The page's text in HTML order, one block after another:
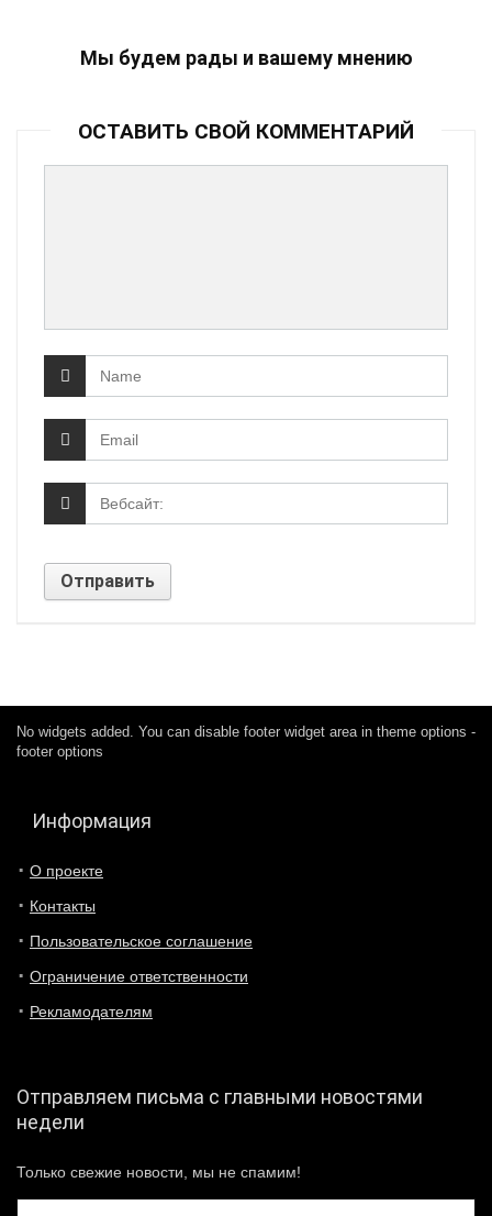
Мы будем рады и вашему мнению
ОСТАВИТЬ СВОЙ КОММЕНТАРИЙ
No widgets added. You can disable footer widget area in theme options -
footer options
Информация
О проекте
Контакты
Пользовательское соглашение
Ограничение ответственности
Рекламодателям
Отправляем письма с главными новостями
недели
Только свежие новости, мы не спамим!